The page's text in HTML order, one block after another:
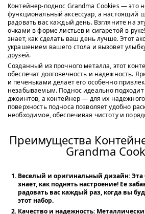
Контейнер-поднос Grandma Cookies — это
функциональный аксессуар, а настоящий
радовать вас каждый день. Взгляните на
очками в форме листьев и сигаретой в
знает, как сделать ваш день лучше. Этот
украшением вашего стола и вызовет
друзей.
Созданный из прочного металла, этот
обеспечат долговечность и надежность.
и печеньками делает его особенно
незабываемым. Поднос идеально подходит
джоинтов, а контейнер — для их
поверхность подноса позволяет удобно
необходимое, обеспечивая чистоту и
Преимущества
Grandma
Веселый и оригинальный дизайн:Эта
знает, как поднять настроение! Ее
радовать вас каждый раз, когда вы
этот набор.
Качество и надежность: